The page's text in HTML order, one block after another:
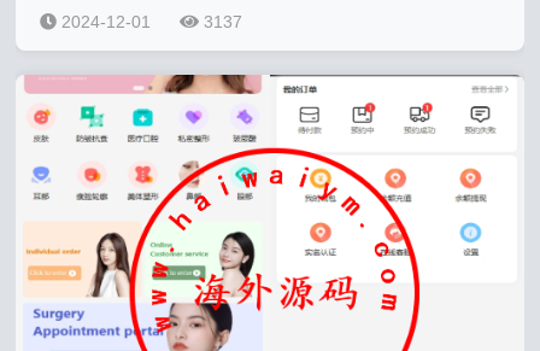
2024-12-01 3137